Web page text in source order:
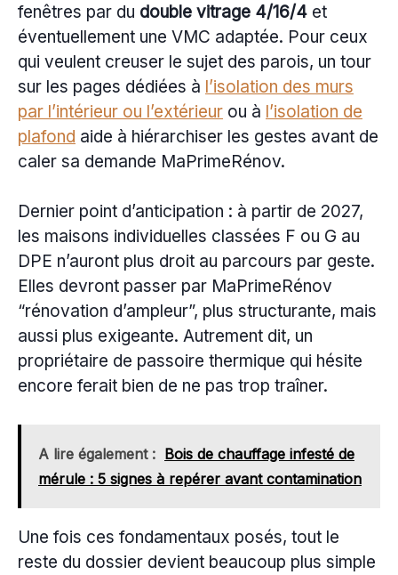
fenêtres par du double vitrage 4/16/4 et
éventuellement une VMC adaptée. Pour ceux
qui veulent creuser le sujet des parois, un tour
sur les pages dédiées à l’isolation des murs
par l’intérieur ou l’extérieur ou à l’isolation de
plafond aide à hiérarchiser les gestes avant de
caler sa demande MaPrimeRénov.
Dernier point d’anticipation : à partir de 2027,
les maisons individuelles classées F ou G au
DPE n’auront plus droit au parcours par geste.
Elles devront passer par MaPrimeRénov
“rénovation d’ampleur”, plus structurante, mais
aussi plus exigeante. Autrement dit, un
propriétaire de passoire thermique qui hésite
encore ferait bien de ne pas trop traîner.
A lire également : Bois de chauffage infesté de
mérule : 5 signes à repérer avant contamination
Une fois ces fondamentaux posés, tout le
reste du dossier devient beaucoup plus simple